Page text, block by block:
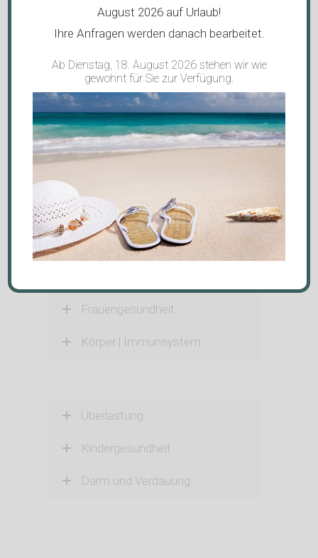
Ihr TCM-
Angebot in Graz
Vielseitige Einsatzgebiete in
unserer TCM-Ordination
Frauengesundheit
Körper | Immunsystem
Überlastung
Kindergesundheit
Darm und Verdauung
August 2026 auf Urlaub!
Ihre Anfragen werden danach bearbeitet.
Ab Dienstag, 18. August 2026 stehen wir wie
gewohnt für Sie zur Verfügung.